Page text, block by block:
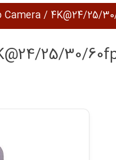
25/30/